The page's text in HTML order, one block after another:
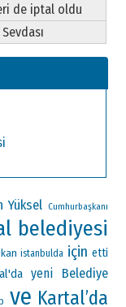
de iptal oldu
Yüksel Cumhurbaşkanı
belediyesi
istanbulda için etti
yeni Belediye
ve Kartal’da